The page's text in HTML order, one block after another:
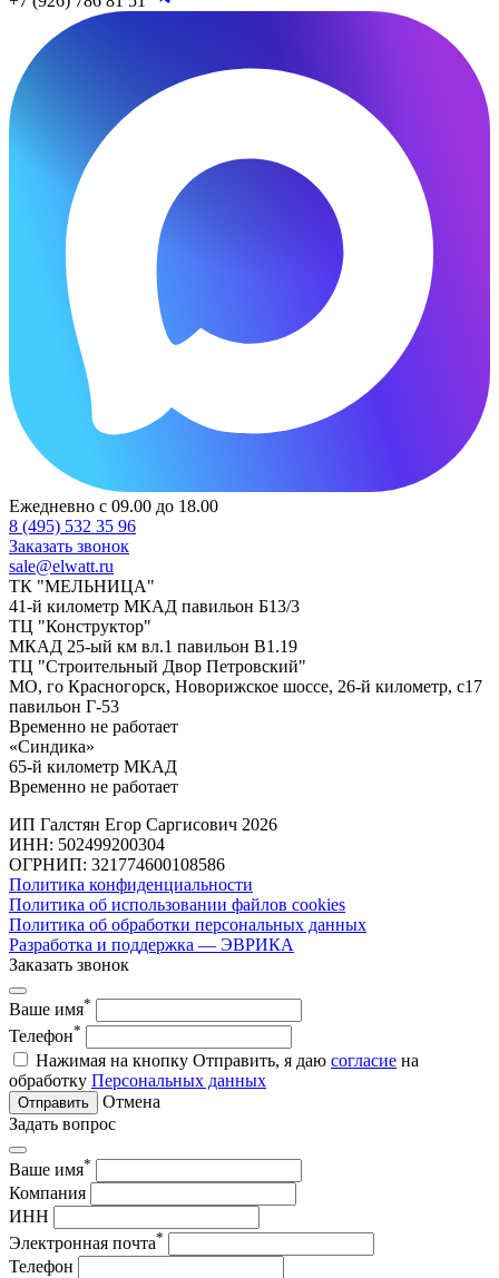
Ежедневно с 09.00 до 18.00
8 (495) 532 35 96
Заказать звонок
sale@elwatt.ru
ТК "МЕЛЬНИЦА"
41-й километр МКАД павильон Б13/3
ТЦ "Конструктор"
МКАД 25-ый км вл.1 павильон В1.19
ТЦ "Строительный Двор Петровский"
МО, го Красногорск, Новорижское шоссе, 26-й километр, с17
павильон Г-53
Временно не работает
«Синдика»
65-й километр МКАД
Временно не работает
ИП Галстян Егор Саргисович 2026
ИНН: 502499200304
ОГРНИП: 321774600108586
Политика конфиденциальности
Политика об использовании файлов cookies
Политика об обработки персональных данных
Разработка и поддержка — ЭВРИКА
Заказать звонок
Ваше имя*
Телефон*
Нажимая на кнопку Отправить, я даю согласие на
обработку Персональных данных
Отправить
Отмена
Задать вопрос
Ваше имя*
Компания
ИНН
Электронная почта*
Телефон